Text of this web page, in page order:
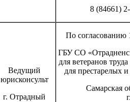
8 (84661)
Ведущий
юрисконсульт
г. Отрадный
По согласованию
ГБУ СО
для ветеранов
для престарелых
Самарская
г.